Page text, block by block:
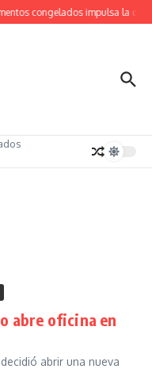
congelados impulsa la
abre oficina en
abrir una nueva